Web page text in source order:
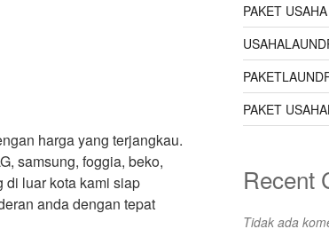
harga yang terjangkau.
samsung, foggia, beko,
di luar kota kami siap
anda dengan tepat
PAKET
PAKET
Recent
Tidak ada